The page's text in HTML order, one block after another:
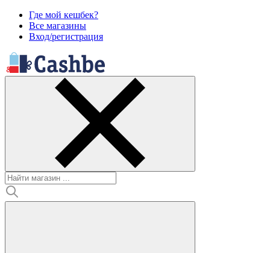
Где мой кешбек?
Все магазины
Вход/регистрация